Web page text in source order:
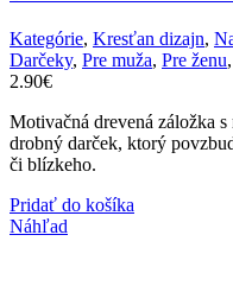
Kategórie, Kresťan dizajn,
Darčeky, Pre muža, Pre ženu,
2.90€
Motivačná drevená záložka s
drobný darček, ktorý
či blízkeho.
Pridať do košíka
Náhľad